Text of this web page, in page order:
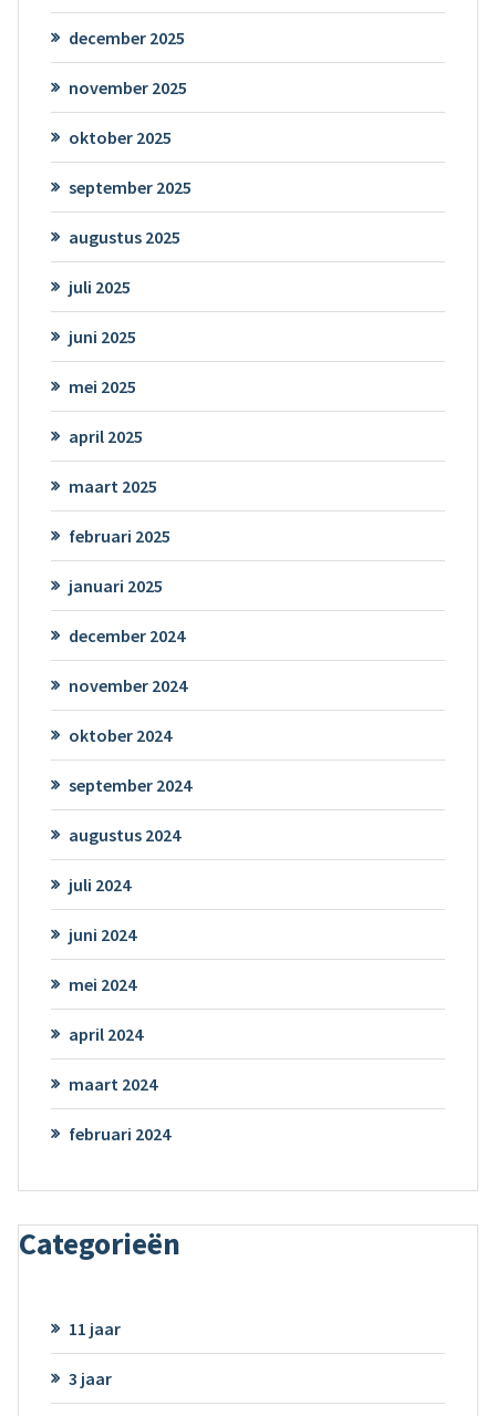
december 2025
november 2025
oktober 2025
september 2025
augustus 2025
juli 2025
juni 2025
mei 2025
april 2025
maart 2025
februari 2025
januari 2025
december 2024
november 2024
oktober 2024
september 2024
augustus 2024
juli 2024
juni 2024
mei 2024
april 2024
maart 2024
februari 2024
Categorieën
11 jaar
3 jaar